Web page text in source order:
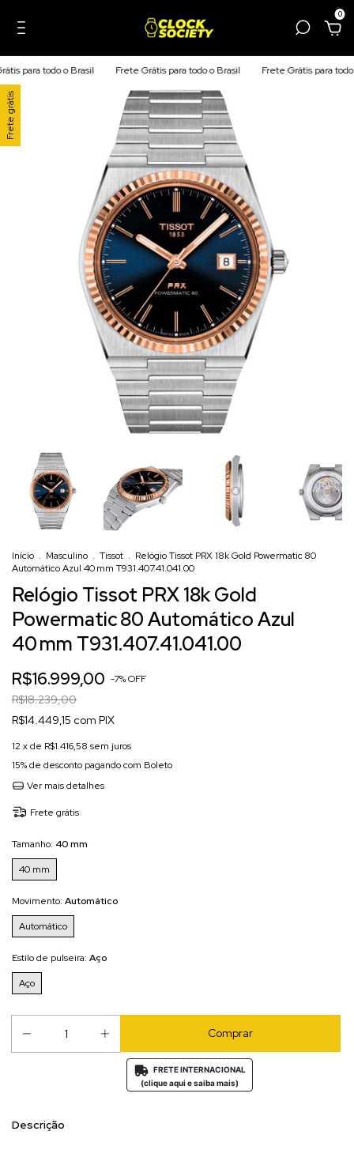
0
para todo o Brasil Frete Grátis para todo o Brasil Frete Grátis para todo o
Frete grátis
Início . Masculino . Tissot . Relógio Tissot PRX 18k Gold Powermatic 80
Automático Azul 40 mm T931.407.41.041.00
Relógio Tissot PRX 18k Gold
Powermatic 80 Automático Azul
40 mm T931.407.41.041.00
R$16.999,00 -7%OFF
R$18.239,00
R$14.449,15 com PIX
12 x de R$1.416,58 sem juros
15% de desconto pagando com Boleto
Ver mais detalhes
Frete grátis
Tamanho: 40 mm
40 mm
Movimento: Automático
Automático
Estilo de pulseira: Aço
Aço
FRETE INTERNACIONAL
(clique aqui e saiba mais)
Descrição